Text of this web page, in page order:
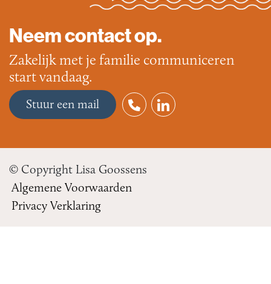
Neem contact op.
Zakelijk met je familie communiceren
start vandaag.
Stuur een mail
© Copyright Lisa Goossens
Algemene Voorwaarden
Privacy Verklaring